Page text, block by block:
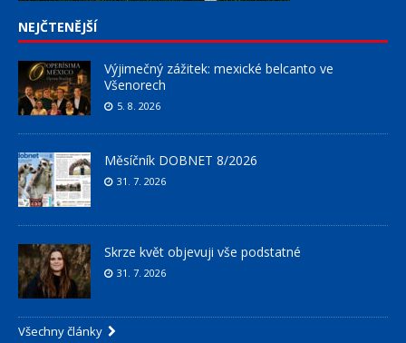
NEJČTENĚJŠÍ
Výjimečný zážitek: mexické belcanto ve
Všenorech
5. 8. 2026
Měsíčník DOBNET 8/2026
31. 7. 2026
Skrze květ objevuji vše podstatné
31. 7. 2026
Všechny články